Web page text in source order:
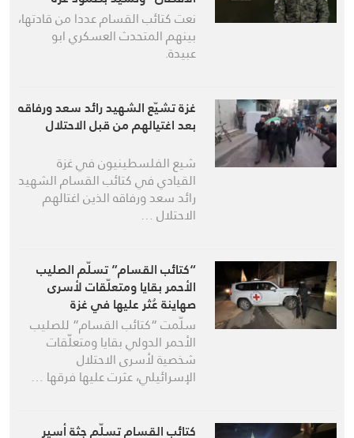
نعت كتائب القسام عددا من قادتها،
بينهم المتحدث العسكري ابو
عبيدة.
غزة تشيّع الشهيد رائد سعد ورفاقه
بعد اغتيالهم من قبل الاحتلال
شيع الفلسطينيون في غزة
القيادي في كتائب القسام الشهيد
رائد سعد ورفاقه الذين اغتالهم
الاحتلال …
“كتائب القسام” تسلّم الصليب
الأحمر بقايا ومتعلّقات لأسرى
صهاينة عُثر عليها في غزة
سلّمت “كتائب القسام” للصليب
الأحمر الدولي بقايا ومتعلّقات
شخصية لأسرى الاحتلال
الإسرائيلي، عثرت عليها فرقها …
كتائب القسام تسلّم جثة أسير